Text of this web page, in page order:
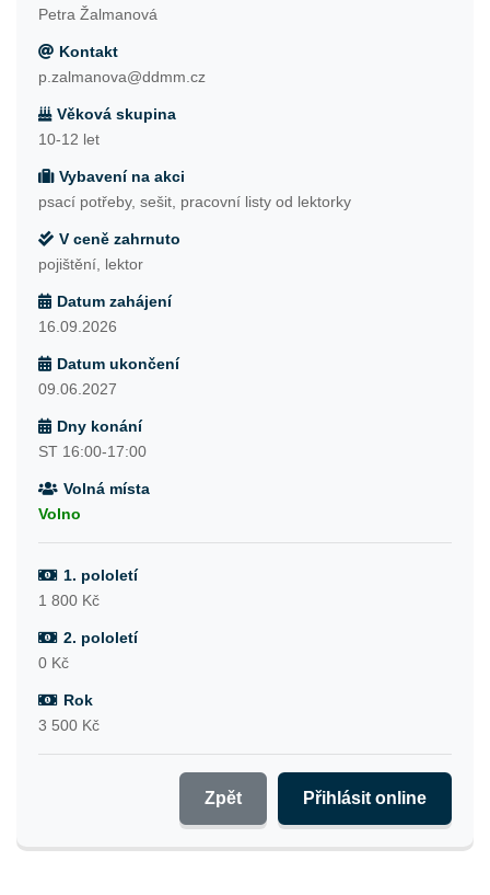
Petra Žalmanová
Kontakt
p.zalmanova@ddmm.cz
Věková skupina
10-12 let
Vybavení na akci
psací potřeby, sešit, pracovní listy od lektorky
V ceně zahrnuto
pojištění, lektor
Datum zahájení
16.09.2026
Datum ukončení
09.06.2027
Dny konání
ST 16:00-17:00
Volná místa
Volno
1. pololetí
1 800 Kč
2. pololetí
0 Kč
Rok
3 500 Kč
Přihlásit online
Zpět